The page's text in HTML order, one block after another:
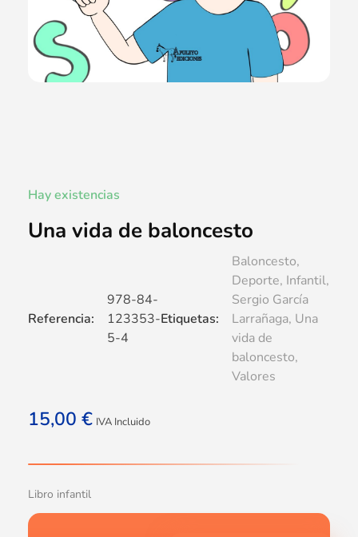
Una vida de baloncesto
15,00 € IVA Incluido
Libro infantil
Hay existencias
Referencia:
978-84-
123353-
5-4
Etiquetas:
Baloncesto,
Deporte, Infantil,
Sergio García
Larrañaga, Una
vida de
baloncesto,
Valores